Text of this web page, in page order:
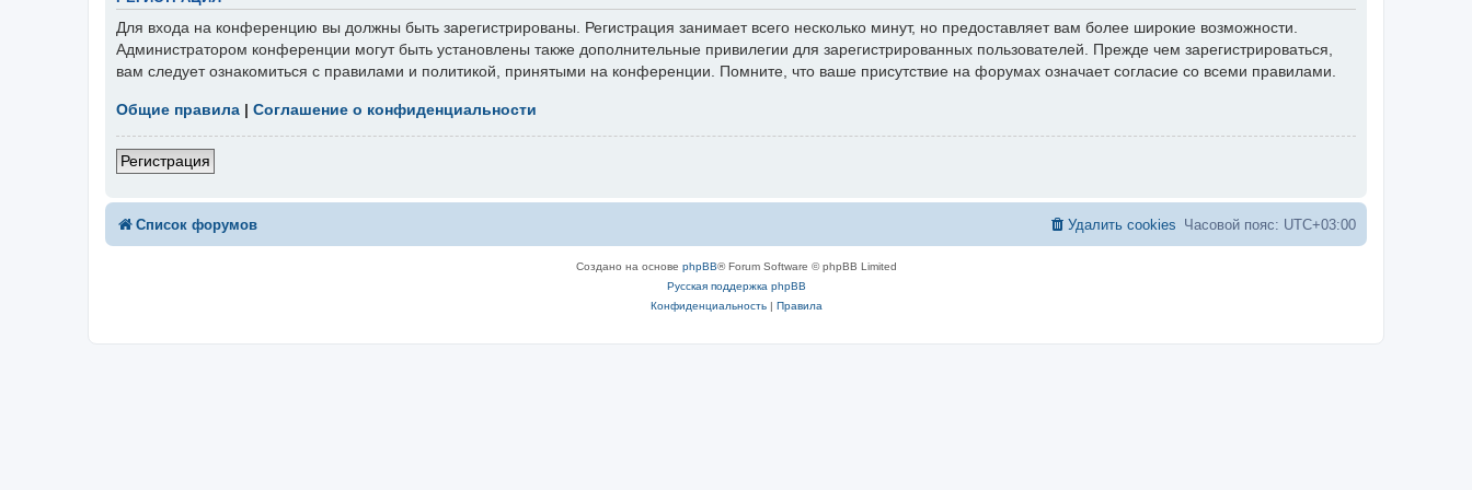
Для входа на конференцию вы должны быть зарегистрированы. Регистрация занимает всего несколько минут, но предоставляет вам более широкие возможности.
Администратором конференции могут быть установлены также дополнительные привилегии для зарегистрированных пользователей. Прежде чем зарегистрироваться,
вам следует ознакомиться с правилами и политикой, принятыми на конференции. Помните, что ваше присутствие на форумах означает согласие со всеми правилами.
Общие правила | Соглашение о конфиденциальности
Регистрация
Список форумов Часовой пояс: UTC+03:00
Удалить cookies
Создано на основе phpBB® Forum Software © phpBB Limited
Русская поддержка phpBB
Конфиденциальность| Правила